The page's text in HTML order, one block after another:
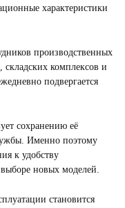
характеристики
производственных
складских комплексов и
подвергается
сохранению её
Именно поэтому
к удобству
новых моделей.
становится